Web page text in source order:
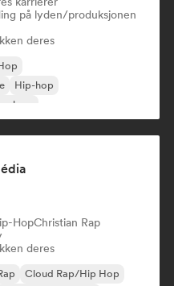
på lyden/produksjonen
deres
Hip-hop
rap
HopChristian Rap
deres
Cloud Rap/Hip Hop